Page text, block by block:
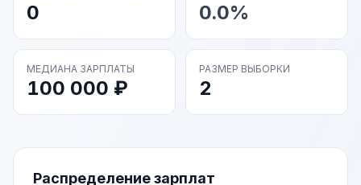
0 0.0%
МЕДИАНА ЗАРПЛАТЫ
100 000 ₽
РАЗМЕР ВЫБОРКИ
2
Распределение зарплат